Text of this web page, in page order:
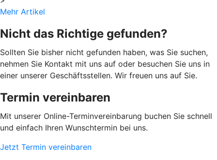
Mehr Artikel
Nicht das Richtige gefunden?
Sollten Sie bisher nicht gefunden haben, was Sie suchen,
nehmen Sie Kontakt mit uns auf oder besuchen Sie uns in
einer unserer Geschäftsstellen. Wir freuen uns auf Sie.
Termin vereinbaren
Mit unserer Online-Terminvereinbarung buchen Sie schnell
und einfach Ihren Wunschtermin bei uns.
Jetzt Termin vereinbaren